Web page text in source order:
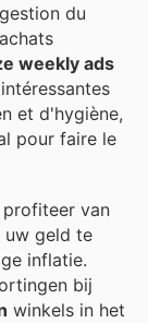
du
weekly ads
et d'hygiène,
pour faire le
van
uw geld te
inflatie.
bij
winkels in het